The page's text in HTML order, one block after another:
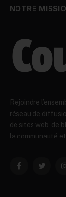
NOTRE
Rejoindre
réseau de
de sites web, de
la communauté
FacebookTwitter